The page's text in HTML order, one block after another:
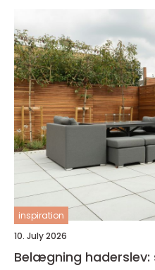
inspiration
10. July 2026
Belægning haderslev: